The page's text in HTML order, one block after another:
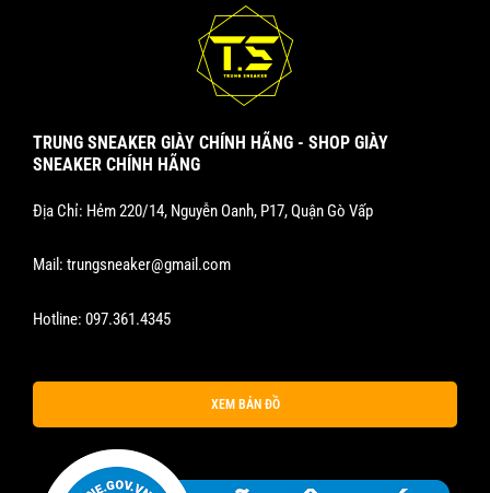
TRUNG SNEAKER GIÀY CHÍNH HÃNG - SHOP GIÀY
SNEAKER CHÍNH HÃNG
Địa Chỉ: Hẻm 220/14, Nguyễn Oanh, P17, Quận Gò Vấp
Mail: trungsneaker@gmail.com
Hotline: 097.361.4345
XEM BẢN ĐỒ